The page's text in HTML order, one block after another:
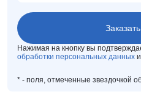
Нажимая на кнопку вы
обработки персональных данных и
* - поля, отмеченные звездочкой